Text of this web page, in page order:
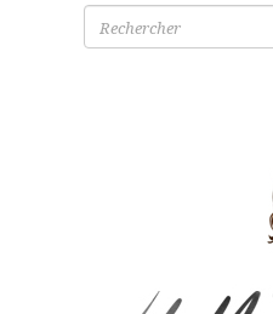
Recherche
pour: